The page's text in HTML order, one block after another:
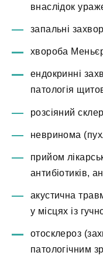
внаслідок
запальні
хвороба
ендокринні
патологія
розсіяний
невринома
прийом
антибіотиків,
акустична
у місцях із
отосклероз
патологічним